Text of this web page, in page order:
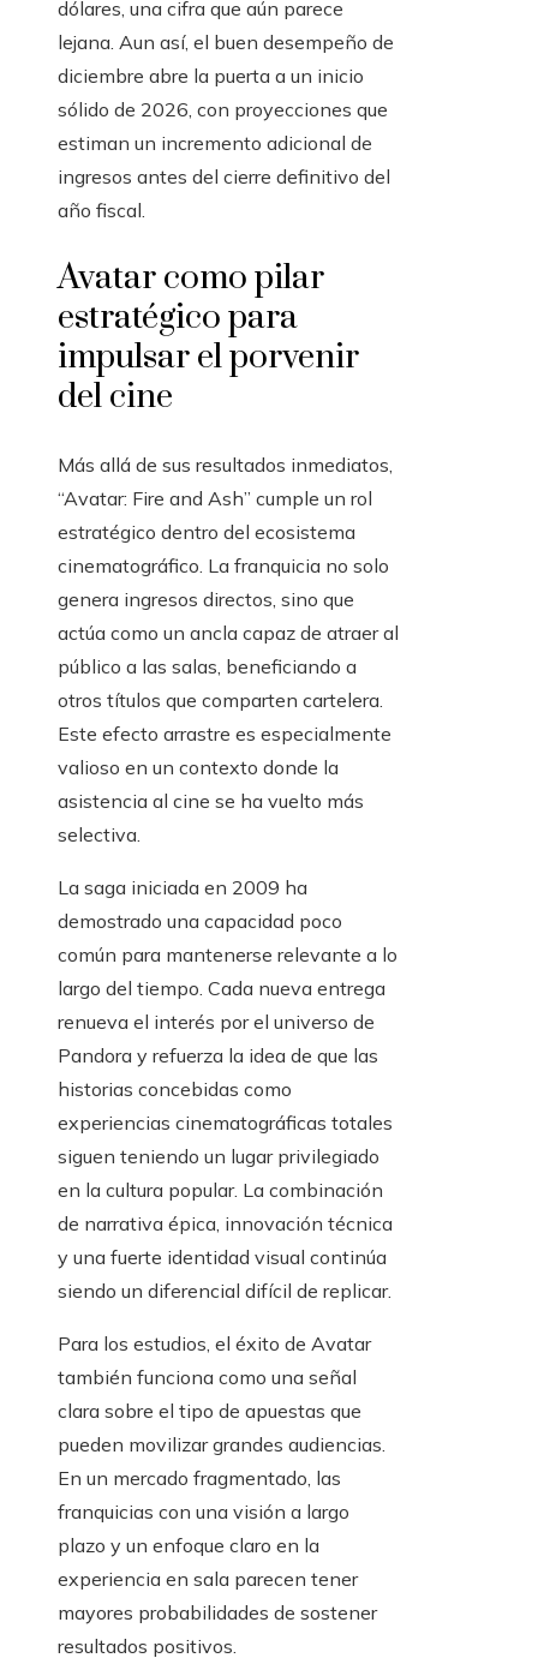
dólares, una cifra que aún parece
lejana. Aun así, el buen desempeño de
diciembre abre la puerta a un inicio
sólido de 2026, con proyecciones que
estiman un incremento adicional de
ingresos antes del cierre definitivo del
año fiscal.
Avatar como pilar
estratégico para
impulsar el porvenir
del cine
Más allá de sus resultados inmediatos,
“Avatar: Fire and Ash” cumple un rol
estratégico dentro del ecosistema
cinematográfico. La franquicia no solo
genera ingresos directos, sino que
actúa como un ancla capaz de atraer al
público a las salas, beneficiando a
otros títulos que comparten cartelera.
Este efecto arrastre es especialmente
valioso en un contexto donde la
asistencia al cine se ha vuelto más
selectiva.
La saga iniciada en 2009 ha
demostrado una capacidad poco
común para mantenerse relevante a lo
largo del tiempo. Cada nueva entrega
renueva el interés por el universo de
Pandora y refuerza la idea de que las
historias concebidas como
experiencias cinematográficas totales
siguen teniendo un lugar privilegiado
en la cultura popular. La combinación
de narrativa épica, innovación técnica
y una fuerte identidad visual continúa
siendo un diferencial difícil de replicar.
Para los estudios, el éxito de Avatar
también funciona como una señal
clara sobre el tipo de apuestas que
pueden movilizar grandes audiencias.
En un mercado fragmentado, las
franquicias con una visión a largo
plazo y un enfoque claro en la
experiencia en sala parecen tener
mayores probabilidades de sostener
resultados positivos.